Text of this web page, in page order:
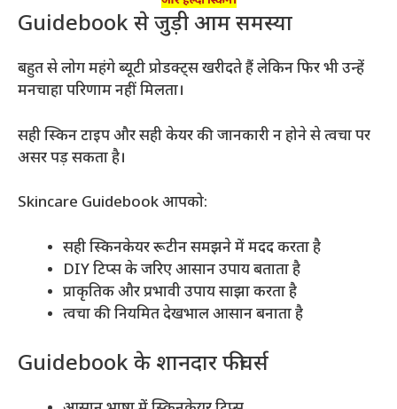
Guidebook से जुड़ी आम समस्या
बहुत से लोग महंगे ब्यूटी प्रोडक्ट्स खरीदते हैं लेकिन फिर भी उन्हें
मनचाहा परिणाम नहीं मिलता।
सही स्किन टाइप और सही केयर की जानकारी न होने से त्वचा पर
असर पड़ सकता है।
Skincare Guidebook आपको:
सही स्किनकेयर रूटीन समझने में मदद करता है
DIY टिप्स के जरिए आसान उपाय बताता है
प्राकृतिक और प्रभावी उपाय साझा करता है
त्वचा की नियमित देखभाल आसान बनाता है
Guidebook के शानदार फीचर्स